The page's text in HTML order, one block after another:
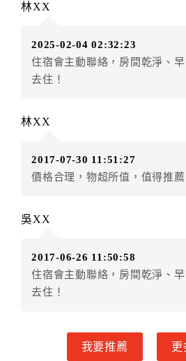
訂單異動後，訂單費用總計大於原
訂單異動後，訂單費用總計小於
房者不得要求退其差額。（限原
額3個月
．訂房者使用「保留住宿金額」
店客滿，敬請及早計畫，如逾時
．每筆訂單異動限定乙次，限原
訂房者應補足差額。 限原訂飯店
．訂單異動後，訂單費用總計小
訂房者因故取消訂單辦理退款，
林XX
2025-02-04 02:32:23
住宿會主動聯絡，房間乾淨、
去住！
林XX
2017-07-30 11:51:27
價格合理，物超所值，值得推薦
吳XX
2017-06-26 11:50:58
住宿會主動聯絡，房間乾淨、
去住！
我要推薦 更